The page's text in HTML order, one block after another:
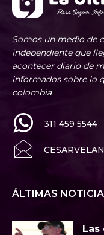
Somos un medio de
independiente que
acontecer diario de
informados sobre lo
colombia
311 459 5544
ÁLTIMAS
Las